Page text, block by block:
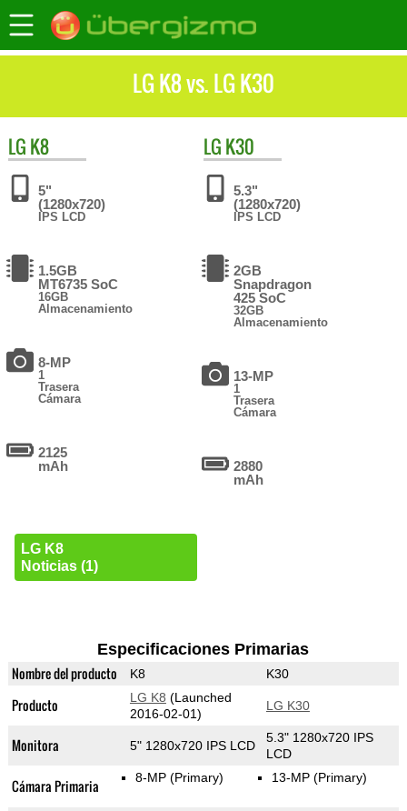
LG K8 vs. LG K30
LG K8
5"
(1280x720)
IPS LCD
1.5GB
MT6735 SoC
16GB
Almacenamiento
8-MP
1
Trasera
Cámara
2125
mAh
LG K8
Noticias (1)
LG K30
5.3"
(1280x720)
IPS LCD
2GB
Snapdragon
425 SoC
32GB
Almacenamiento
13-MP
1
Trasera
Cámara
2880
mAh
Especificaciones Primarias
Nombre del producto K8 K30
Producto LG K8 (Launched
2016-02-01)
LG K30
Monitora 5" 1280x720 IPS LCD
5.3" 1280x720 IPS
LCD
Cámara Primaria 8-MP (Primary) 13-MP (Primary)